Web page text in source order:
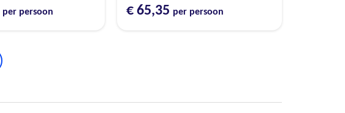
per persoon € 65,35 per persoon